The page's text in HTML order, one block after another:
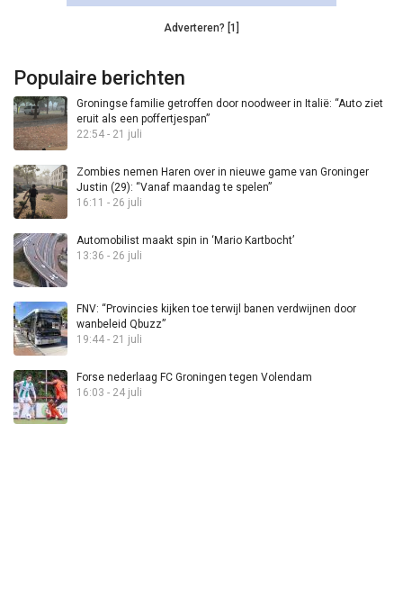
Adverteren? [1]
Populaire berichten
Groningse familie getroffen door noodweer in Italië: “Auto ziet
eruit als een poffertjespan”
22:54 - 21 juli
Zombies nemen Haren over in nieuwe game van Groninger
Justin (29): “Vanaf maandag te spelen”
16:11 - 26 juli
Automobilist maakt spin in ‘Mario Kartbocht’
13:36 - 26 juli
FNV: “Provincies kijken toe terwijl banen verdwijnen door
wanbeleid Qbuzz”
19:44 - 21 juli
Forse nederlaag FC Groningen tegen Volendam
16:03 - 24 juli